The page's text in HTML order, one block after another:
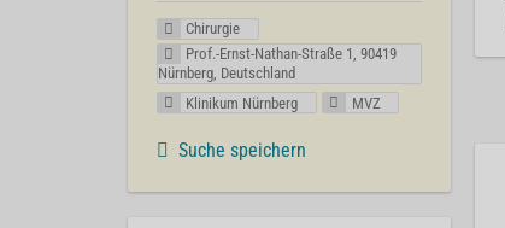
Chirurgie
Prof.-Ernst-Nathan-Straße 1, 90419
Nürnberg, Deutschland
Klinikum Nürnberg
MVZ
Suche speichern